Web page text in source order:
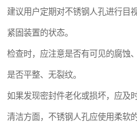
建议用户定期对不锈钢人孔进行目
紧固装置的状态。
检查时，应注意是否有可见的腐蚀
是否平整、无裂纹。
如果发现密封件老化或损坏，应及
清洁方面，不锈钢人孔应使用柔软